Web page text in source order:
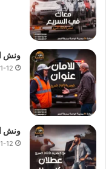
ونش
12
ونش
12